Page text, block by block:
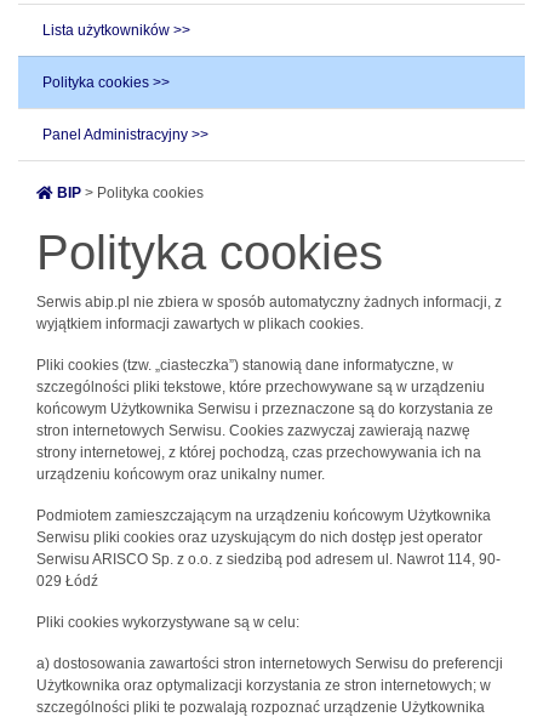
Lista użytkowników >>
Polityka cookies >>
Panel Administracyjny >>
BIP > Polityka cookies
Polityka cookies
Serwis abip.pl nie zbiera w sposób automatyczny żadnych informacji, z
wyjątkiem informacji zawartych w plikach cookies.
Pliki cookies (tzw. „ciasteczka”) stanowią dane informatyczne, w
szczególności pliki tekstowe, które przechowywane są w urządzeniu
końcowym Użytkownika Serwisu i przeznaczone są do korzystania ze
stron internetowych Serwisu. Cookies zazwyczaj zawierają nazwę
strony internetowej, z której pochodzą, czas przechowywania ich na
urządzeniu końcowym oraz unikalny numer.
Podmiotem zamieszczającym na urządzeniu końcowym Użytkownika
Serwisu pliki cookies oraz uzyskującym do nich dostęp jest operator
Serwisu ARISCO Sp. z o.o. z siedzibą pod adresem ul. Nawrot 114, 90-
029 Łódź
Pliki cookies wykorzystywane są w celu:
a) dostosowania zawartości stron internetowych Serwisu do preferencji
Użytkownika oraz optymalizacji korzystania ze stron internetowych; w
szczególności pliki te pozwalają rozpoznać urządzenie Użytkownika